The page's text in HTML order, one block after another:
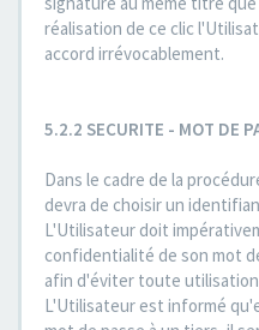
réalisation de ce clic
accord irrévocablement.
5.2.2 SECURITE - MOT DE
Dans le cadre de la
devra de choisir un
L'Utilisateur doit
confidentialité de son mot
afin d'éviter toute
L'Utilisateur est informé